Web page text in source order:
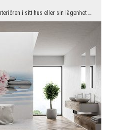
Den som vill göra interiören i sitt hus eller sin lägenhet inte bara vackert inredd, utan också o...